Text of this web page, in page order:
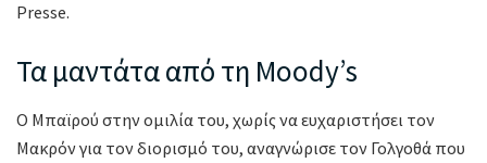
Presse.
Τα μαντάτα από τη Moody’s
Ο Μπαϊρού στην ομιλία του, χωρίς να ευχαριστήσει τον
Μακρόν για τον διορισμό του, αναγνώρισε τον Γολγοθά που